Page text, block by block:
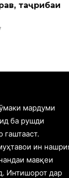
таҷрибаи
мардуми
ба рушди
гаштааст.
ин
мавқеи
Интишорот дар